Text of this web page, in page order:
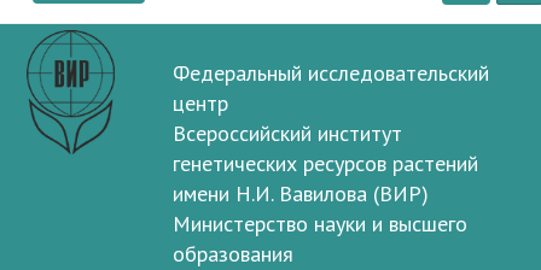
Федеральный исследовательский
центр
Всероссийский институт
генетических ресурсов растений
имени Н.И. Вавилова (ВИР)
Министерство науки и высшего
образования